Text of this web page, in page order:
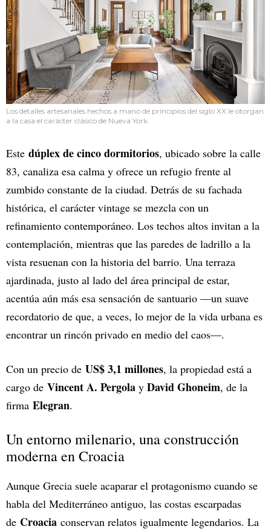
Los detalles artesanales hechos a mano de principios del siglo XX le otorgan
a la casa el carácter clásico de Nueva York.
Este dúplex de cinco dormitorios, ubicado sobre la calle
83, canaliza esa calma y ofrece un refugio frente al
zumbido constante de la ciudad. Detrás de su fachada
histórica, el carácter vintage se mezcla con un
refinamiento contemporáneo. Los techos altos invitan a la
contemplación, mientras que las paredes de ladrillo a la
vista resuenan con la historia del barrio. Una terraza
ajardinada, justo al lado del área principal de estar,
acentúa aún más esa sensación de santuario —un suave
recordatorio de que, a veces, lo mejor de la vida urbana es
encontrar un rincón privado en medio del caos—.
Con un precio de US$ 3,1 millones, la propiedad está a
cargo de Vincent A. Pergola y David Ghoneim, de la
firma Elegran.
Un entorno milenario, una construcción
moderna en Croacia
Aunque Grecia suele acaparar el protagonismo cuando se
habla del Mediterráneo antiguo, las costas escarpadas
de Croacia conservan relatos igualmente legendarios. La